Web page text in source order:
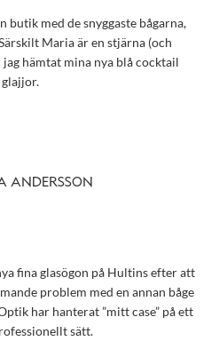
med de snyggaste bågarna,
Maria är en stjärna (och
hämtat mina nya blå cocktail
glajjor.
ANDERSSON
fina glasögon på Hultins efter att
problem med en annan båge
har hanterat ”mitt case” på ett
sätt.